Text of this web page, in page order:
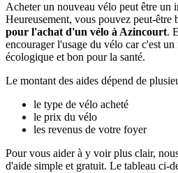
Acheter un nouveau vélo peut être un
Heureusement, vous pouvez peut-être
pour l'achat d'un vélo à Azincourt.
encourager l'usage du vélo car c'est
écologique et bon pour la santé.
Le montant des aides dépend de
le type de vélo acheté
le prix du vélo
les revenus de votre foyer
Pour vous aider à y voir plus clair,
d'aide simple et gratuit. Le tableau ci-